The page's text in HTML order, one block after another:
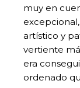
muy en
artístico y
vertiente
era
ordenado